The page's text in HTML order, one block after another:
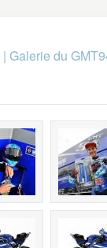
| Galerie du